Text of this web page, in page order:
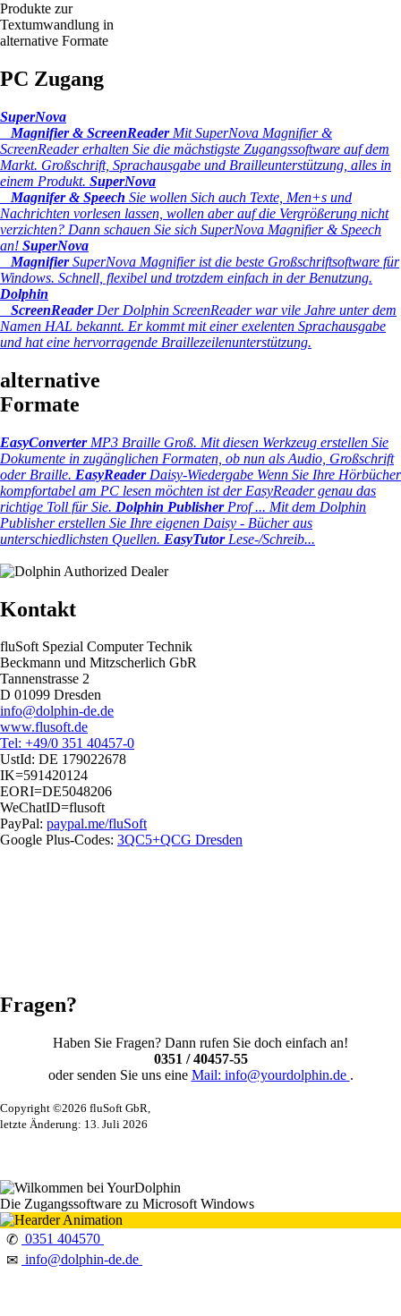
Produkte zur
Textumwandlung in
alternative Formate
PC Zugang
SuperNova
Magnifier & ScreenReaderMit SuperNova Magnifier &
ScreenReader erhalten Sie die mächstigste Zugangssoftware auf dem
Markt. Großschrift, Sprachausgabe und Brailleunterstützung, alles in
einem Produkt. SuperNova
Magnifer & Speech Sie wollen Sich auch Texte, Men+s und
Nachrichten vorlesen lassen, wollen aber auf die Vergrößerung nicht
verzichten? Dann schauen Sie sich SuperNova Magnifier & Speech
an! SuperNova
MagnifierSuperNova Magnifier ist die beste Großschriftsoftware für
Windows. Schnell, flexibel und trotzdem einfach in der Benutzung.
Dolphin
ScreenReaderDer Dolphin ScreenReader war vile Jahre unter dem
Namen HAL bekannt. Er kommt mit einer exelenten Sprachausgabe
und hat eine hervorragende Braillezeilenunterstützung.
alternative
Formate
EasyConverterMP3 Braille Groß. Mit diesen Werkzeug erstellen Sie
Dokumente in zugänglichen Formaten, ob nun als Audio, Großschrift
oder Braille. EasyReaderDaisy-Wiedergabe Wenn Sie Ihre Hörbücher
kompfortabel am PC lesen möchten ist der EasyReader genau das
richtige Toll für Sie. Dolphin PublisherProf ... Mit dem Dolphin
Publisher erstellen Sie Ihre eigenen Daisy - Bücher aus
unterschiedlichsten Quellen. EasyTutorLese-/Schreib...
Kontakt
fluSoft Spezial Computer Technik
Beckmann und Mitzscherlich GbR
Tannenstrasse 2
D 01099 Dresden
info@dolphin-de.de
www.flusoft.de
Tel: +49/0 351 40457-0
UstId: DE 179022678
IK=591420124
EORI=DE5048206
WeChatID=flusoft
PayPal: paypal.me/fluSoft
Google Plus-Codes: 3QC5+QCG Dresden
Fragen?
Haben Sie Fragen? Dann rufen Sie doch einfach an!
0351 / 40457-55
oder senden Sie uns eine Mail: info@yourdolphin.de .
Copyright ©2026 fluSoft GbR,
letzte Änderung: 13. Juli 2026
Die Zugangssoftware zu Microsoft Windows
✆ 0351 404570
✉ info@dolphin-de.de